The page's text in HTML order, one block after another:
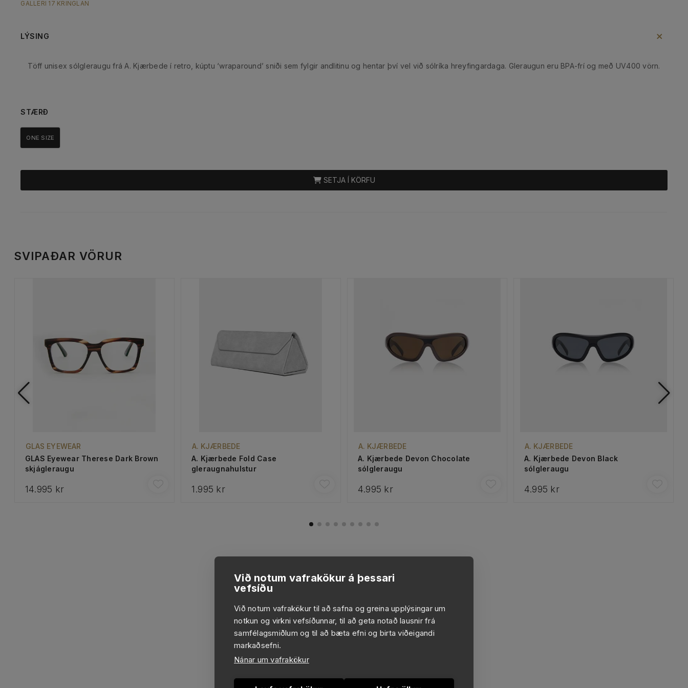
Við notum vafrakökur á þessari
vefsíðu
Við notum vafrakökur til að safna og greina upplýsingar um
notkun og virkni vefsíðunnar, til að geta notað lausnir frá
samfélagsmiðlum og til að bæta efni og birta viðeigandi
markaðsefni.
Nánar um vafrakökur
GALLERI 17 KRINGLAN
LÝSING
Töff unisex sólgleraugu frá A. Kjærbede í retro, kúptu ‘wraparound’ sniði sem fylgir andlitinu og hentar því vel við sólríka hreyfingardaga. Gleraugun eru BPA-frí og með UV400 vörn.
STÆRÐ
ONE SIZE
SETJA Í KÖRFU
SVIPAÐAR VÖRUR
GLAS EYEWEAR
GLAS Eyewear Therese Dark Brown
skjágleraugu
14.995 kr
A. KJÆRBEDE
A. Kjærbede Fold Case
gleraugnahulstur
1.995 kr
A. KJÆRBEDE
A. Kjærbede Devon Chocolate
sólgleraugu
4.995 kr
A. KJÆRBEDE
A. Kjærbede Devon Black
sólgleraugu
4.995 kr